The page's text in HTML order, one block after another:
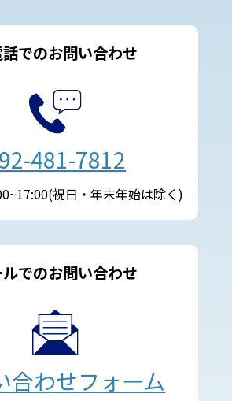
でのお問い合わせ
481-7812
祝日・年末年始は除く)
でのお問い合わせ
合わせフォーム